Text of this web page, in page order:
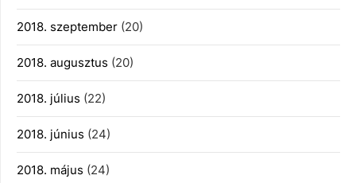
2018. szeptember (20)
2018. augusztus (20)
2018. július (22)
2018. június (24)
2018. május (24)